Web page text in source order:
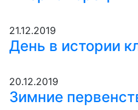
21.12.2019
День в истории
20.12.2019
Зимние